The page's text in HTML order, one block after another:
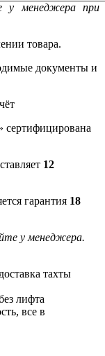
у менеджера при
товара.
документы и
сертифицирована
12
гарантия 18
у менеджера.
тахты
лифта
все в